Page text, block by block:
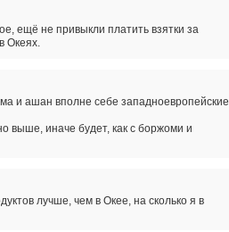
ещё не привыкли платить взятки за
Океях.
и ашан вполне себе западноевропейские
выше, иначе будет, как с боржоми и
лучше, чем в Окее, на сколько я в